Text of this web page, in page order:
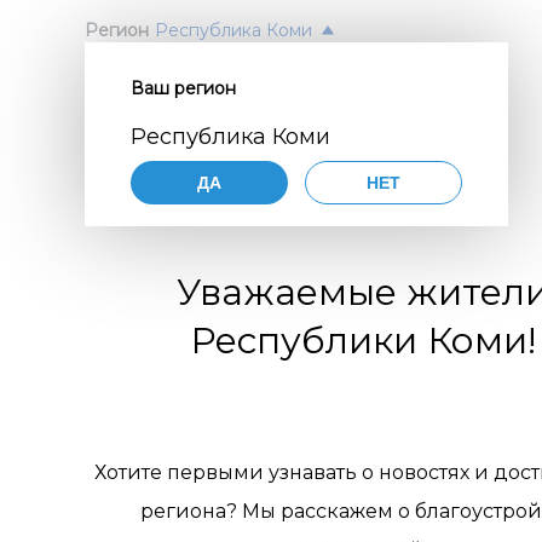
Регион Республика Коми
Ваш регион
Республика Коми
ДА НЕТ
Уважаемые
Республики Коми!
Хотите первыми узнавать о новостях и
региона? Мы расскажем о
Нажимая
по
Цели
1.